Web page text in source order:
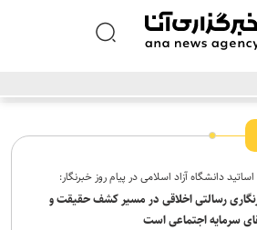
دانشگاه آزاد اسلامی در پیام روز خبرنگار:
رسالتی اخلاقی در مسیر کشف حقیقت و
سرمایه اجتماعی است